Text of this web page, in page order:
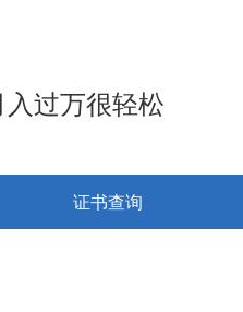
过万很轻松
证书查询